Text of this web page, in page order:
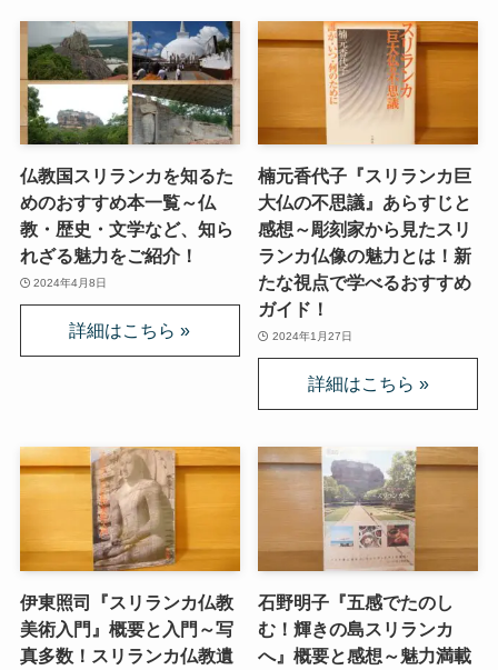
仏教国スリランカを知るた
めのおすすめ本一覧～仏
教・歴史・文学など、知ら
れざる魅力をご紹介！
2024年4月8日
楠元香代子『スリランカ巨
大仏の不思議』あらすじと
感想～彫刻家から見たスリ
ランカ仏像の魅力とは！新
たな視点で学べるおすすめ
ガイド！
2024年1月27日
伊東照司『スリランカ仏教
美術入門』概要と入門～写
真多数！スリランカ仏教遺
石野明子『五感でたのし
む！輝きの島スリランカ
へ』概要と感想～魅力満載